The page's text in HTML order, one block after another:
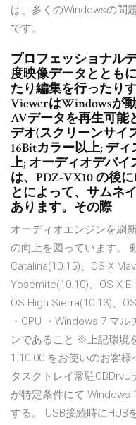
は、多くのWindowsの問
です。
プロフェッショナル
度映像データととも
たり編集を行ったり
ViewerはWindowsが
AVデータを再生可能
デオ(スクリーンサイ
16Bitカラー以上; デ
上; オーディオデバイ
は、PDZ-VX10 の後
とによって、サムネ
あります。その際
オーディオエンジンを刷
の向上を図っています。
Catalina(10.15)、OS X
Yosemite(10.10)、OS X El
OS High Sierra(10.13)、
・CPU ・Windows 7 マ
ンであること ※上記環境
1.10.00 をお使いのお客様
タスクトレイ常駐
が特定条件にて Windows
する。 USB接続時にHUB